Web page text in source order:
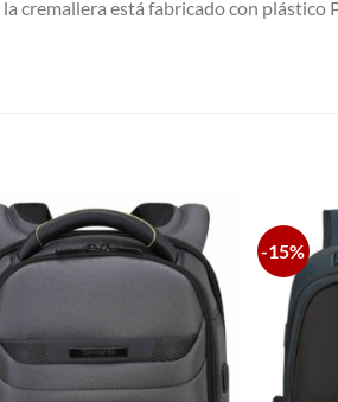
cremallera está fabricado con
-15%